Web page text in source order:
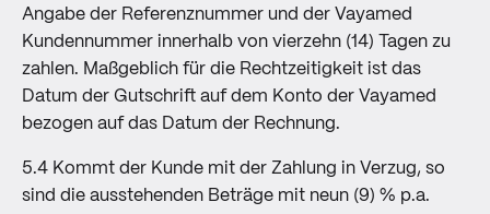
Angabe der Referenznummer und der Vayamed
Kundennummer innerhalb von vierzehn (14) Tagen zu
zahlen. Maßgeblich für die Rechtzeitigkeit ist das
Datum der Gutschrift auf dem Konto der Vayamed
bezogen auf das Datum der Rechnung.
5.4 Kommt der Kunde mit der Zahlung in Verzug, so
sind die ausstehenden Beträge mit neun (9) % p.a.